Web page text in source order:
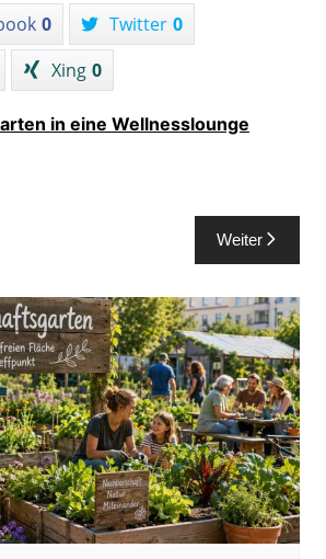
0 Twitter 0
Xing 0
in eine Wellnesslounge
Weiter